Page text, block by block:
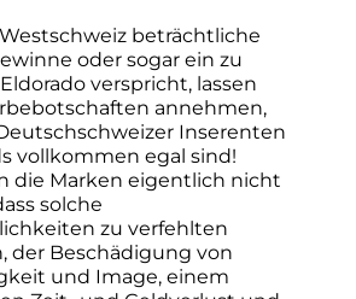
beträchtliche
oder sogar ein zu
verspricht, lassen
annehmen,
Inserenten
vollkommen egal sind!
die Marken eigentlich nicht
solche
zu verfehlten
der Beschädigung von
und Image, einem